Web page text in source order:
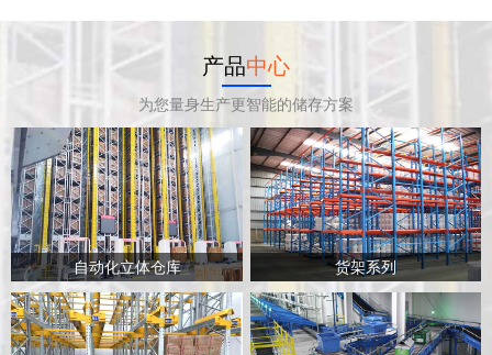
产品中心
为您量身生产更智能的储存方案
自动化立体仓库 货架系列